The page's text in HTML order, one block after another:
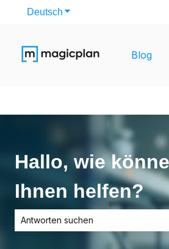
Deutsch Untermenü für
Blog
Hallo, wie
Ihnen helfen?
Es gibt keine Vorschläge, da das